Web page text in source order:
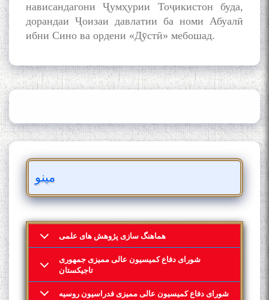
нависандагони Ҷумҳурии Тоҷикистон буда,
дорандаи Ҷоизаи давлатии ба номи Абуалӣ
ибни Сино ва ордени «Дӯстӣ» мебошад.
مینو
هماهنگ سازی پژوهش های علمی
شورای دفاع کمیسیون عالی ممیزی جمهوری
تاجیکستان
شورای دفاع کمیسیون عالی ممیزی فدراسیون روسیه